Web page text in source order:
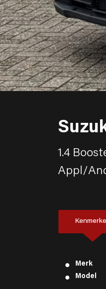
1.4
Appl/
Merk
Model